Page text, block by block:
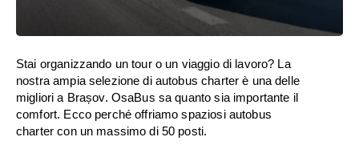
Stai organizzando un tour o un viaggio di lavoro? La
nostra ampia selezione di autobus charter è una delle
migliori a Brașov. OsaBus sa quanto sia importante il
comfort. Ecco perché offriamo spaziosi autobus
charter con un massimo di 50 posti.